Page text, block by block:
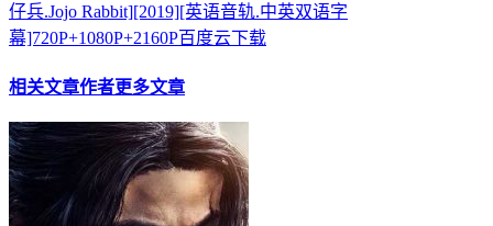
仔兵.Jojo Rabbit][2019][英语音轨.中英双语字
幕]720P+1080P+2160P百度云下载
相关文章作者更多文章